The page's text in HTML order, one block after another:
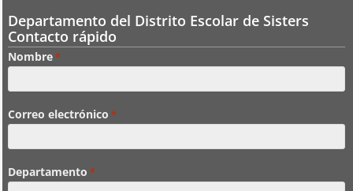
Departamento del Distrito Escolar de Sisters
Contacto rápido
Nombre*
Correo electrónico *
Departamento *